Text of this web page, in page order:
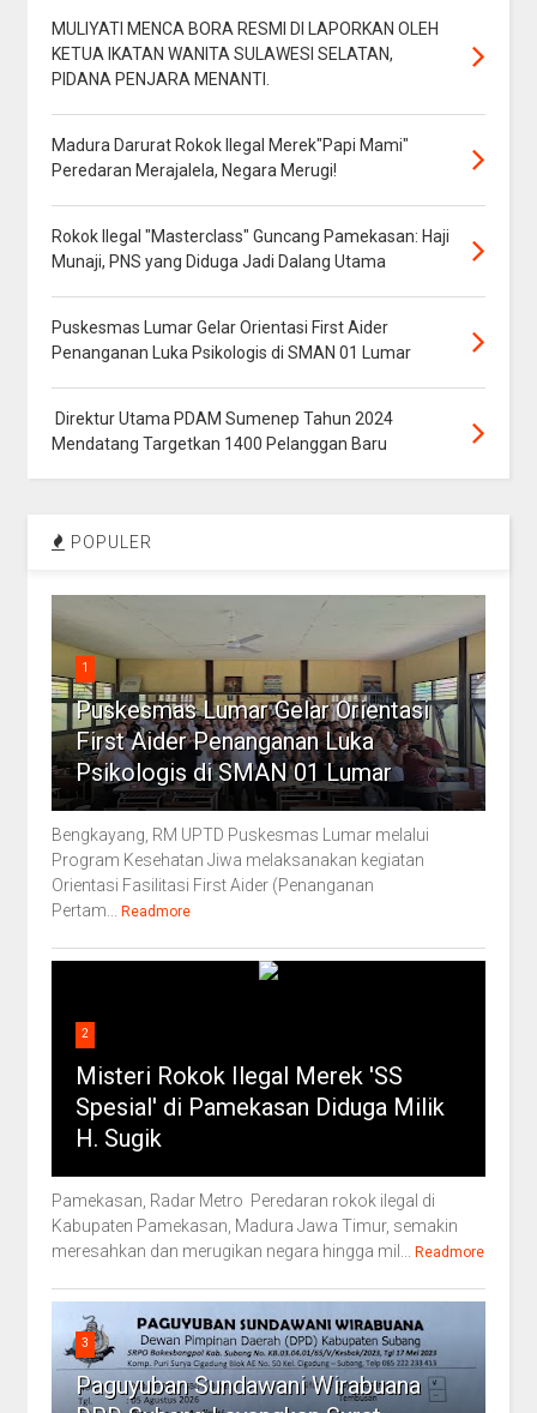
MULIYATI MENCA BORA RESMI DI LAPORKAN OLEH
KETUA IKATAN WANITA SULAWESI SELATAN,
PIDANA PENJARA MENANTI.
Madura Darurat Rokok Ilegal Merek"Papi Mami"
Peredaran Merajalela, Negara Merugi!
Rokok Ilegal "Masterclass" Guncang Pamekasan: Haji
Munaji, PNS yang Diduga Jadi Dalang Utama
Puskesmas Lumar Gelar Orientasi First Aider
Penanganan Luka Psikologis di SMAN 01 Lumar
Direktur Utama PDAM Sumenep Tahun 2024
Mendatang Targetkan 1400 Pelanggan Baru
POPULER
1
Puskesmas Lumar Gelar Orientasi
First Aider Penanganan Luka
Psikologis di SMAN 01 Lumar
Bengkayang, RM UPTD Puskesmas Lumar melalui
Program Kesehatan Jiwa melaksanakan kegiatan
Orientasi Fasilitasi First Aider (Penanganan
Pertam...
Readmore
2
Misteri Rokok Ilegal Merek 'SS
Spesial' di Pamekasan Diduga Milik
H. Sugik
Pamekasan, Radar Metro Peredaran rokok ilegal di
Kabupaten Pamekasan, Madura Jawa Timur, semakin
meresahkan dan merugikan negara hingga mil...
Readmore
3
Paguyuban Sundawani Wirabuana